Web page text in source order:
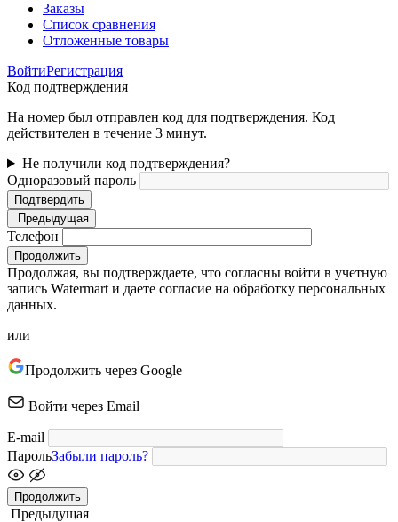
Заказы
Список сравнения
Отложенные товары
ВойтиРегистрация
Код подтверждения
На номер был отправлен код для подтверждения. Код
действителен в течение 3 минут.
Не получили код подтверждения?
Одноразовый пароль
Подтвердить
Предыдущая
Телефон
Продолжить
Продолжая, вы подтверждаете, что согласны войти в учетную
запись Watermart и даете согласие на обработку персональных
данных.
или
Продолжить через Google
Войти через Email
E-mail
ПарольЗабыли пароль?
Продолжить
Предыдущая